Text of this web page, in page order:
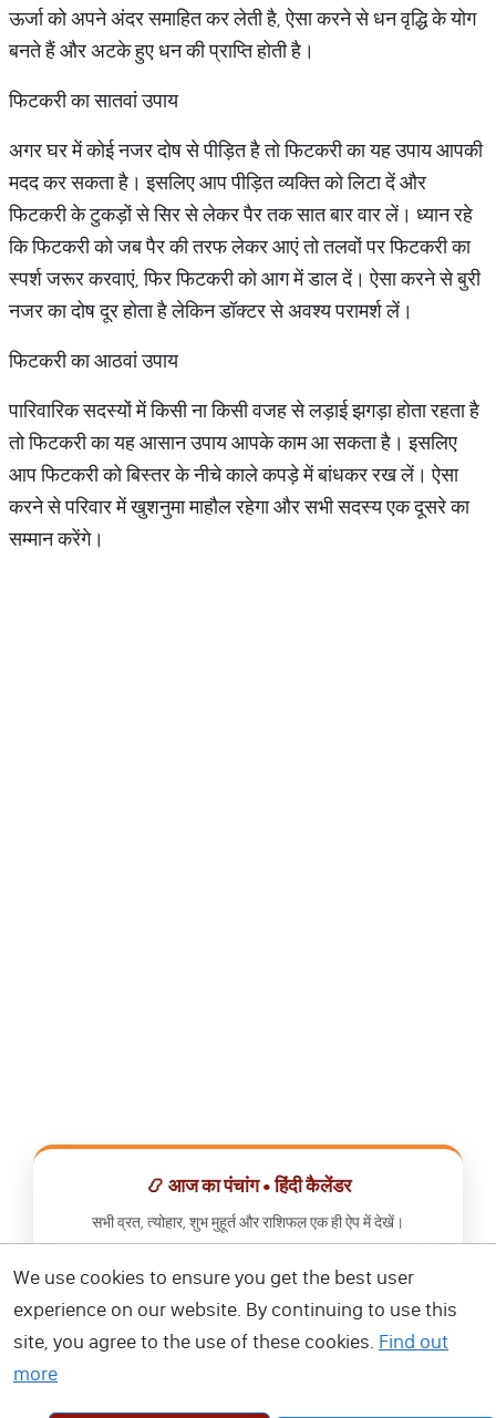
ऊर्जा को अपने अंदर समाहित कर लेती है, ऐसा करने से धन वृद्धि के योग
बनते हैं और अटके हुए धन की प्राप्ति होती है।
फिटकरी का सातवां उपाय
अगर घर में कोई नजर दोष से पीड़ित है तो फिटकरी का यह उपाय आपकी
मदद कर सकता है। इसलिए आप पीड़ित व्यक्ति को लिटा दें और
फिटकरी के टुकड़ों से सिर से लेकर पैर तक सात बार वार लें। ध्यान रहे
कि फिटकरी को जब पैर की तरफ लेकर आएं तो तलवों पर फिटकरी का
स्पर्श जरूर करवाएं, फिर फिटकरी को आग में डाल दें। ऐसा करने से बुरी
नजर का दोष दूर होता है लेकिन डॉक्टर से अवश्य परामर्श लें।
फिटकरी का आठवां उपाय
पारिवारिक सदस्यों में किसी ना किसी वजह से लड़ाई झगड़ा होता रहता है
तो फिटकरी का यह आसान उपाय आपके काम आ सकता है। इसलिए
आप फिटकरी को बिस्तर के नीचे काले कपड़े में बांधकर रख लें। ऐसा
करने से परिवार में खुशनुमा माहौल रहेगा और सभी सदस्य एक दूसरे का
सम्मान करेंगे।
📿 आज का पंचांग • हिंदी कैलेंडर
सभी व्रत, त्योहार, शुभ मुहूर्त और राशिफल एक ही ऐप में देखें।
📅 हिंदी कैलेंडर ऐप डाउनलोड करें
We use cookies to ensure you get the best user
experience on our website. By continuing to use this
site, you agree to the use of these cookies. Find out
more